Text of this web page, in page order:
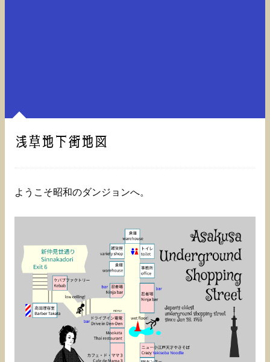
浅草地下街地図
ようこそ昭和のダンジョンへ。